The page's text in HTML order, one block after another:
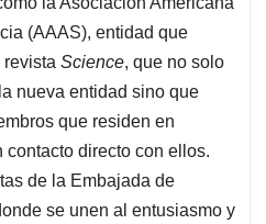
(AAAS), entidad que
Science, que no solo
nueva entidad sino que
que residen en
directo con ellos.
de la Embajada de
se unen al entusiasmo y